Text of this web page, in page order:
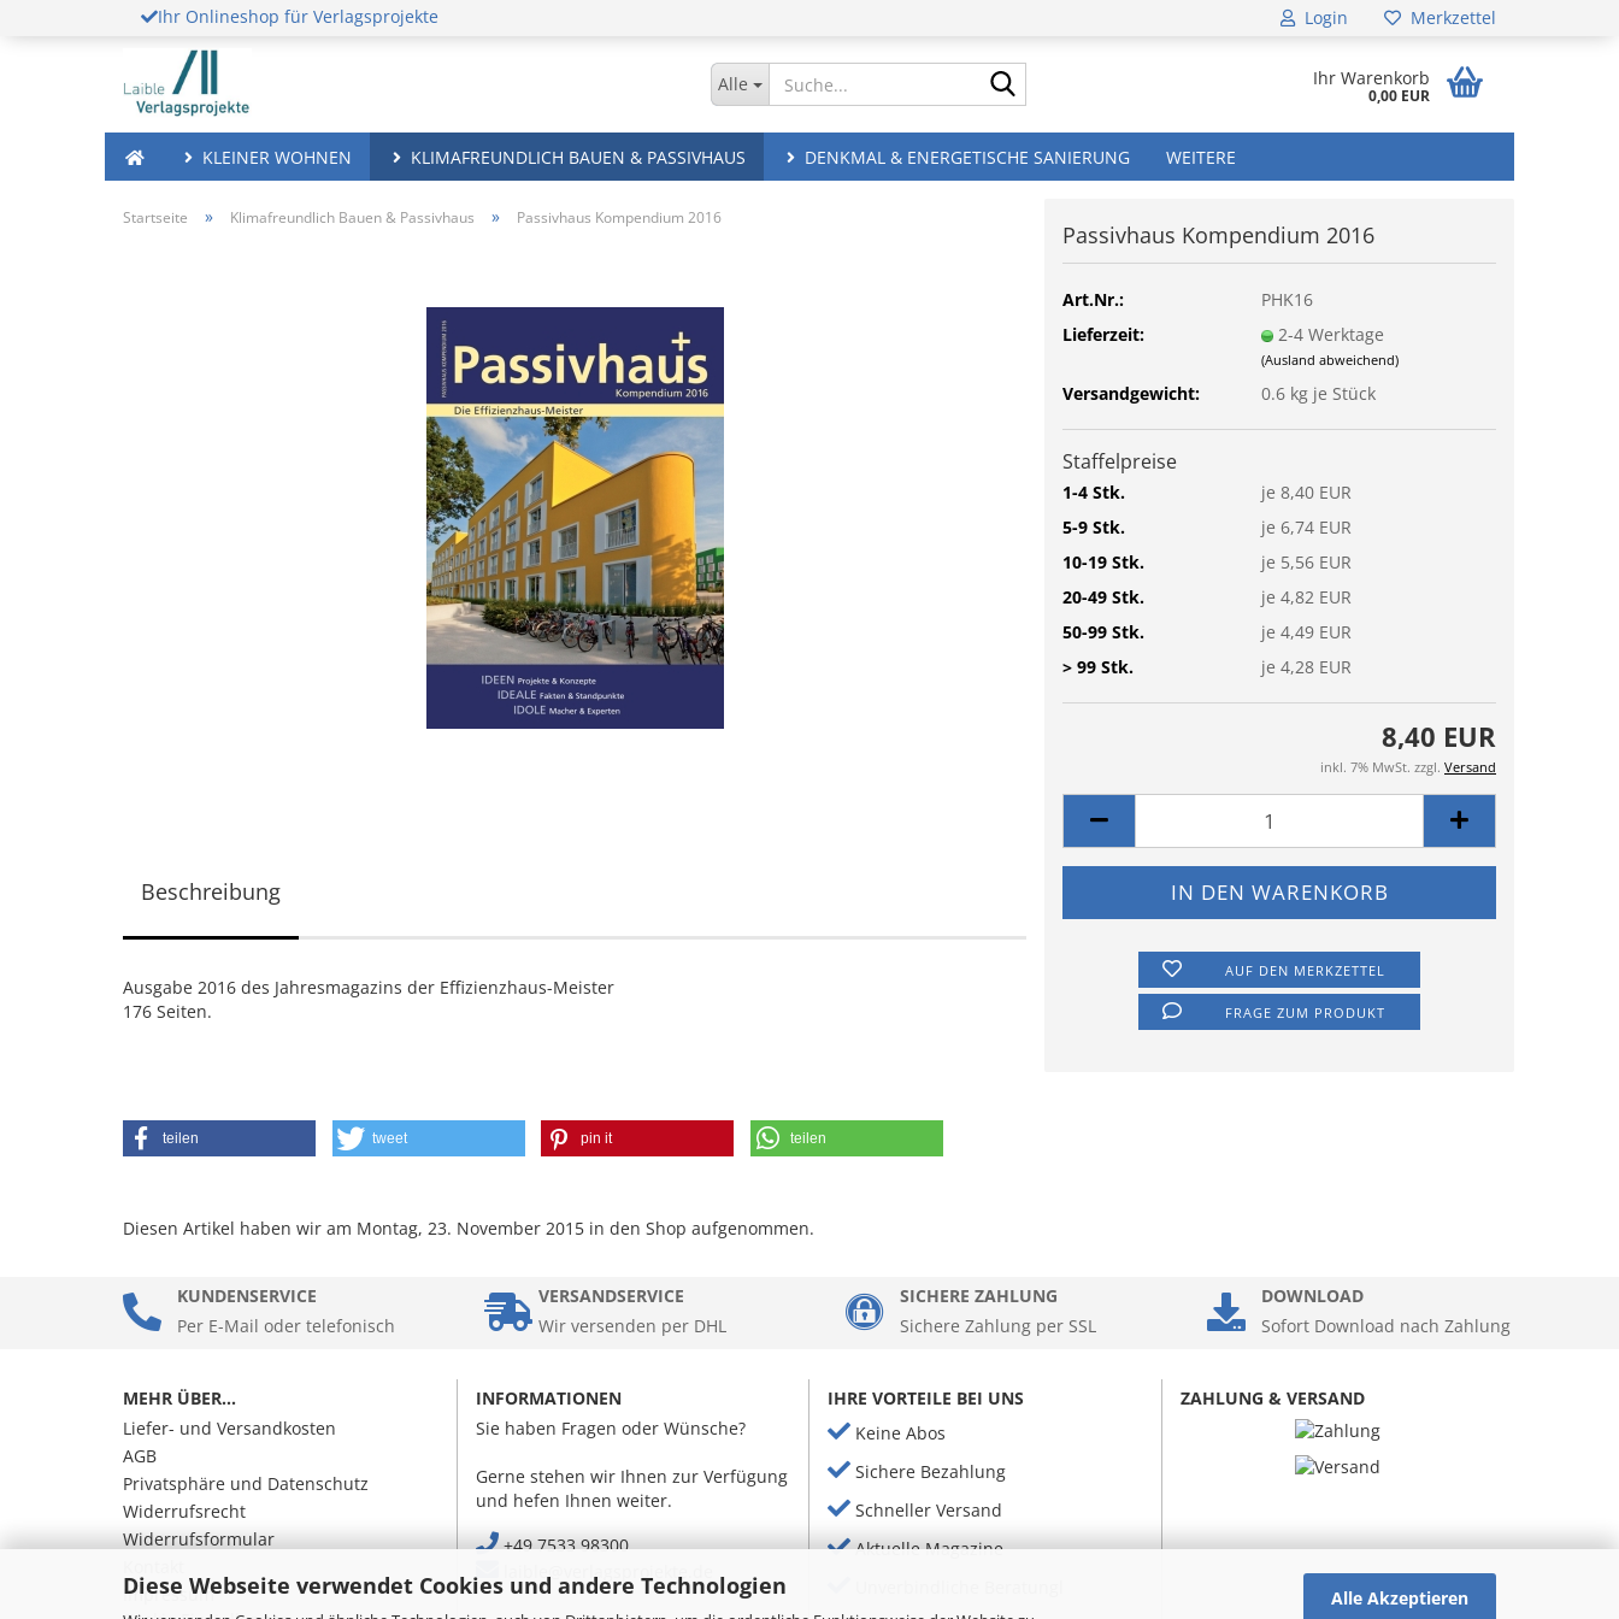
Diese Webseite verwendet Cookies und andere Technologien Alle Akzeptieren
Ihr Onlineshop für Verlagsprojekte Login Merkzettel
Alle Ihr Warenkorb
0,00 EUR
KLEINER WOHNEN KLIMAFREUNDLICH BAUEN & PASSIVHAUS DENKMAL & ENERGETISCHE SANIERUNG WEITERE
Startseite » Klimafreundlich Bauen & Passivhaus » Passivhaus Kompendium 2016
Passivhaus Kompendium 2016
Art.Nr.:
PHK16
Lieferzeit:
2-4 Werktage
(Ausland abweichend)
Versandgewicht: 0.6 kg je Stück
Staffelpreise
1-4 Stk.
je 8,40 EUR
5-9 Stk.
je 6,74 EUR
10-19 Stk.
je 5,56 EUR
20-49 Stk.
je 4,82 EUR
50-99 Stk.
je 4,49 EUR
> 99 Stk.
je 4,28 EUR
8,40 EUR
inkl. 7% MwSt. zzgl. Versand
AUF DEN MERKZETTEL
FRAGE ZUM PRODUKT
Beschreibung
Ausgabe 2016 des Jahresmagazins der Effizienzhaus-Meister
176 Seiten.
teilen tweet pin it teilen
Diesen Artikel haben wir am Montag, 23. November 2015 in den Shop aufgenommen.
KUNDENSERVICE
Per E-Mail oder telefonisch
VERSANDSERVICE
Wir versenden per DHL
SICHERE ZAHLUNG
Sichere Zahlung per SSL
DOWNLOAD
Sofort Download nach Zahlung
MEHR ÜBER...
Liefer- und Versandkosten
AGB
Privatsphäre und Datenschutz
Widerrufsrecht
Widerrufsformular
Impressum
INFORMATIONEN
Sie haben Fragen oder Wünsche?
Gerne stehen wir Ihnen zur Verfügung
und hefen Ihnen weiter.
+49 7533 98300
laible@verlagsprojekte.de
IHRE VORTEILE BEI UNS
Keine Abos
Sichere Bezahlung
Schneller Versand
Aktuelle Magazine
ZAHLUNG & VERSAND